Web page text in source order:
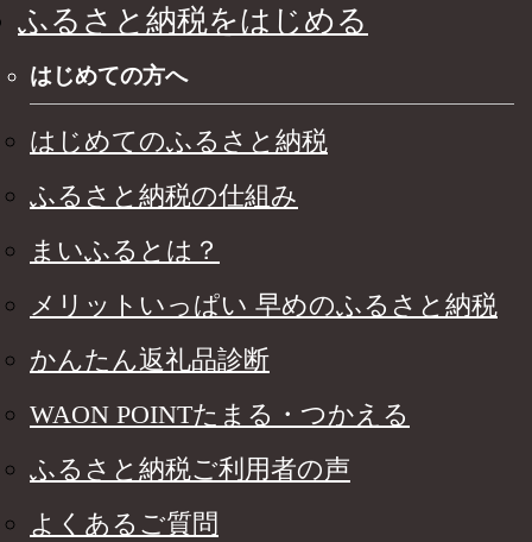
ふるさと納税をはじめる
はじめての方へ
はじめてのふるさと納税
ふるさと納税の仕組み
まいふるとは？
メリットいっぱい 早めのふるさと納税
かんたん返礼品診断
WAON POINTたまる・つかえる
ふるさと納税ご利用者の声
よくあるご質問